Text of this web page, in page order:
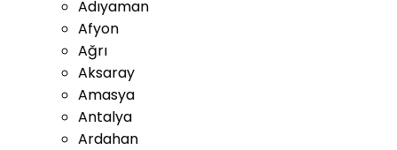
Adıyaman
Afyon
Ağrı
Aksaray
Amasya
Antalya
Ardahan